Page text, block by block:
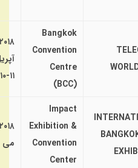
Bangkok
Convention
Centre
(BCC)
۲۰۱۸
۱۱-۱۰
Impact
Exhibition &
Convention
Center
۲۰۱۸
می